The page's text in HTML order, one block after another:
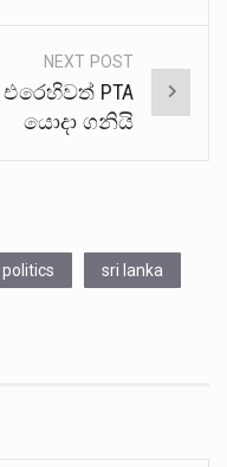
NEXT POST
PTA
යොදා ගනියි
politics sri lanka